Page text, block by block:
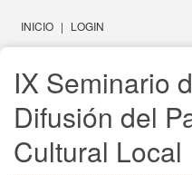
INICIO | LOGIN
IX Seminario
Difusión del
Cultural Local